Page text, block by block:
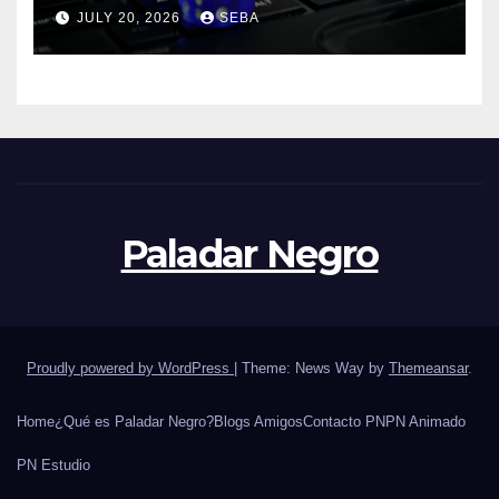
del hincha en la era digital
JULY 20, 2026 SEBA
Paladar Negro
Proudly powered by WordPress Theme: News Way by Themeansar.
Home¿Qué es Paladar Negro?Blogs AmigosContacto PN PN Animado
PN Estudio